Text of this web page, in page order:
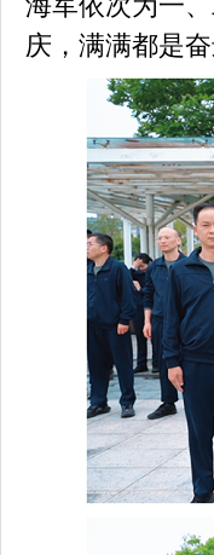
庆，满满都是